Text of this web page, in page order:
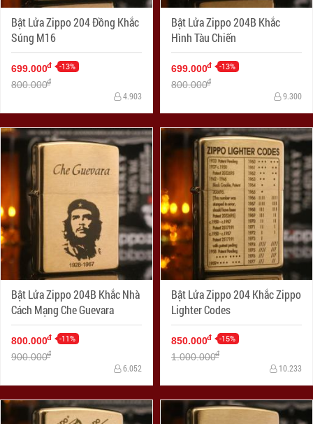
Bật Lửa Zippo 204 Đồng Khắc
Súng M16
699.000đ -13%
800.000đ
4.903
Bật Lửa Zippo 204B Khắc
Hình Tàu Chiến
699.000đ -13%
800.000đ
9.300
Bật Lửa Zippo 204B Khắc Nhà
Cách Mạng Che Guevara
800.000đ -11%
900.000đ
6.052
Bật Lửa Zippo 204 Khắc Zippo
Lighter Codes
850.000đ -15%
1.000.000đ
10.233